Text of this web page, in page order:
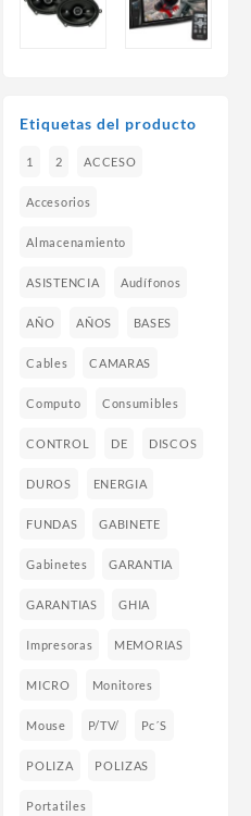
Etiquetas del producto
1 2 ACCESO
Accesorios
Almacenamiento
ASISTENCIA Audífonos
AÑO AÑOS BASES
Cables CAMARAS
Computo Consumibles
CONTROL DE DISCOS
DUROS ENERGIA
FUNDAS GABINETE
Gabinetes GARANTIA
GARANTIAS GHIA
Impresoras MEMORIAS
MICRO Monitores
Mouse P/TV/ Pc´s
POLIZA POLIZAS
Portatiles